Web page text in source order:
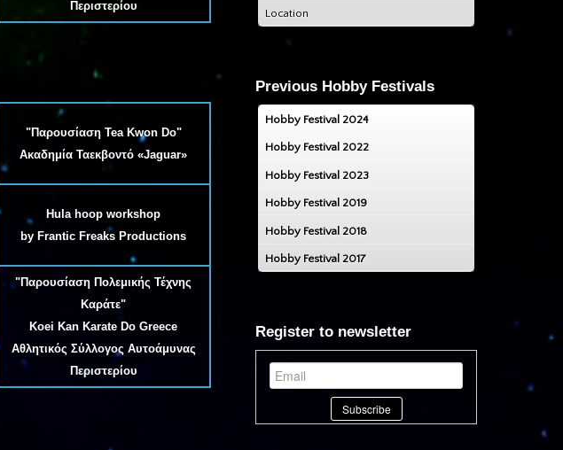
Περιστερίου
"Παρουσίαση Tea Kwon Do"
Ακαδημία Ταεκβοντό «Jaguar»
Hula hoop workshop
by Frantic Freaks Productions
"Παρουσίαση Πολεμικής Τέχνης
Καράτε"
Koei Kan Karate Do Greece
Αθλητικός Σύλλογος Αυτοάμυνας
Περιστερίου
Location
Previous Hobby Festivals
Hobby Festival 2024
Hobby Festival 2022
Hobby Festival 2023
Hobby Festival 2019
Hobby Festival 2018
Hobby Festival 2017
Register to newsletter